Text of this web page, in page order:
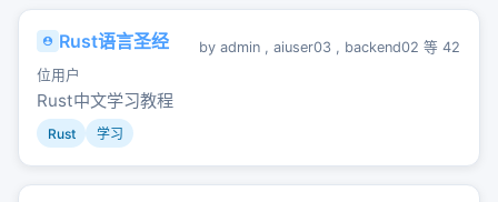
Rust语言圣经 by admin , aiuser03 , backend02 等 42
位用户
Rust中文学习教程
Rust 学习